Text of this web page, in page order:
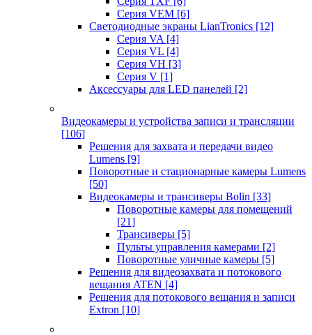
Серия VEM [6]
Светодиодные экраны LianTronics [12]
Серия VA [4]
Серия VL [4]
Серия VH [3]
Серия V [1]
Аксессуары для LED панелей [2]
Видеокамеры и устройства записи и трансляции
[106]
Решения для захвата и передачи видео
Lumens [9]
Поворотные и стационарные камеры Lumens
[50]
Видеокамеры и трансиверы Bolin [33]
Поворотные камеры для помещений
[21]
Трансиверы [5]
Пульты управления камерами [2]
Поворотные уличные камеры [5]
Решения для видеозахвата и потокового
вещания ATEN [4]
Решения для потокового вещания и записи
Extron [10]